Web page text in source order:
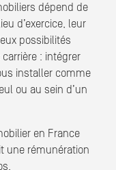
dépend de
d’exercice, leur
possibilités
: intégrer
installer comme
ou au sein d’un
en France
une rémunération